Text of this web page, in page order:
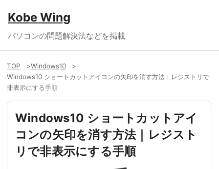
Kobe Wing
パソコンの問題解決法などを掲載
TOP
Windows10
Windows10 ショートカットアイコンの矢印を消す方法｜レジストリで
非表示にする手順
Windows10 ショートカットアイ
コンの矢印を消す方法｜レジスト
リで非表示にする手順